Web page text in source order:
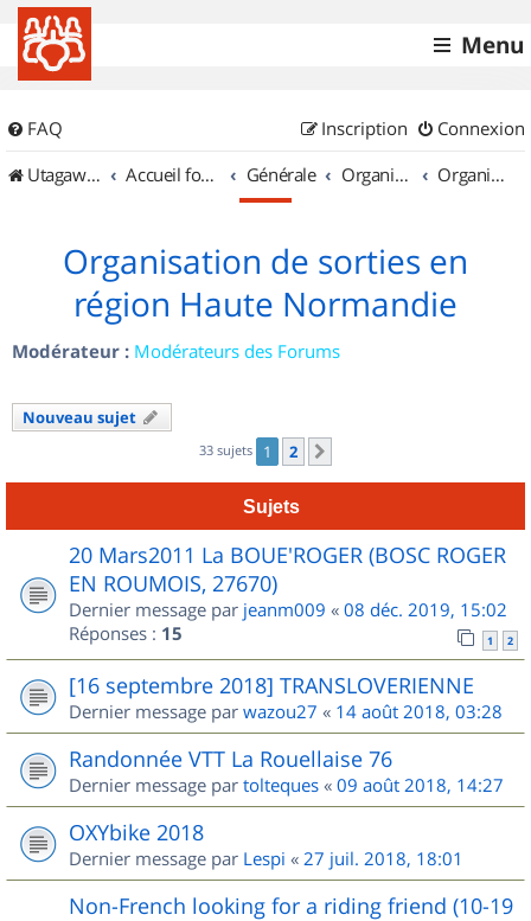
Menu
FAQ Connexion
Inscription
UtagawaVTT (Randos VTT et VTTAE avec traces GPS)
Accueil forum Générale Organisation de sorties & Recherche de partenaires Organisation de sorties en région Haute Normandie
Organisation de sorties en
région Haute Normandie
Modérateur : Modérateurs des Forums
Nouveau sujet
33 sujets 1 2
Sujets
20 Mars2011 La BOUE'ROGER (BOSC ROGER
EN ROUMOIS, 27670)
Dernier message par jeanm009 « 08 déc. 2019, 15:02
Réponses : 15 1 2
[16 septembre 2018] TRANSLOVERIENNE
Dernier message par wazou27 « 14 août 2018, 03:28
Randonnée VTT La Rouellaise 76
Dernier message par tolteques « 09 août 2018, 14:27
OXYbike 2018
Dernier message par Lespi « 27 juil. 2018, 18:01
Non-French looking for a riding friend (10-19